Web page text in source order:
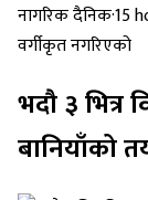
नागरिक दैनिक·15
वर्गीकृत नगरिएको
भदौ ३ भित्र
बानियाँको